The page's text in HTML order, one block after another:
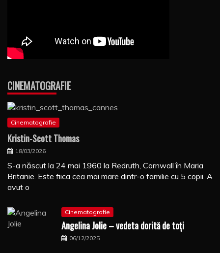
CINEMATOGRAFIE
Cinematografie
Kristin-Scott Thomas
18/03/2026
S-a născut la 24 mai 1960 la Redruth, Cornwall în Maria
Britanie. Este fiica cea mai mare dintr-o familie cu 5 copii. A
avut o
Cinematografie
Angelina Jolie – vedeta dorită de toți
06/12/2025